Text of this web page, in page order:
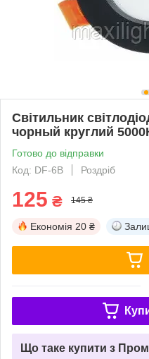
Світильник
чорный круглий
Готово до відправки
Код: DF-6B
Роздріб
125 ₴ 145 ₴
Економія 20 ₴
Що таке купити з